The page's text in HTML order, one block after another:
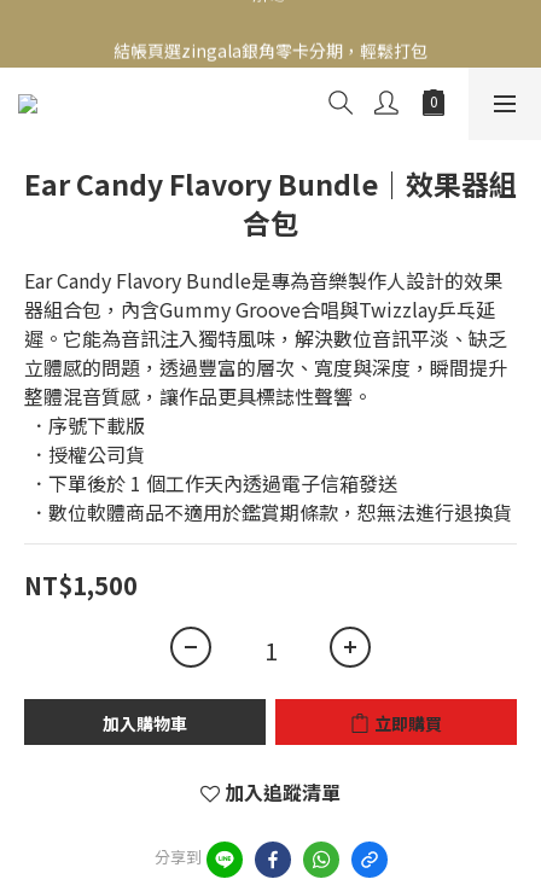
解👉
新會員送500！滿額最高回饋2000，刷卡最高12期零利率，馬上了
Ear Candy Flavory Bundle｜效果器組
合包
Ear Candy Flavory Bundle是專為音樂製作人設計的效果
器組合包，內含Gummy Groove合唱與Twizzlay乒乓延
遲。它能為音訊注入獨特風味，解決數位音訊平淡、缺乏
立體感的問題，透過豐富的層次、寬度與深度，瞬間提升
整體混音質感，讓作品更具標誌性聲響。
．序號下載版
．授權公司貨
．下單後於 1 個工作天內透過電子信箱發送
．數位軟體商品不適用於鑑賞期條款，恕無法進行退換貨
NT$1,500
加入購物車 立即購買
加入追蹤清單
分享到